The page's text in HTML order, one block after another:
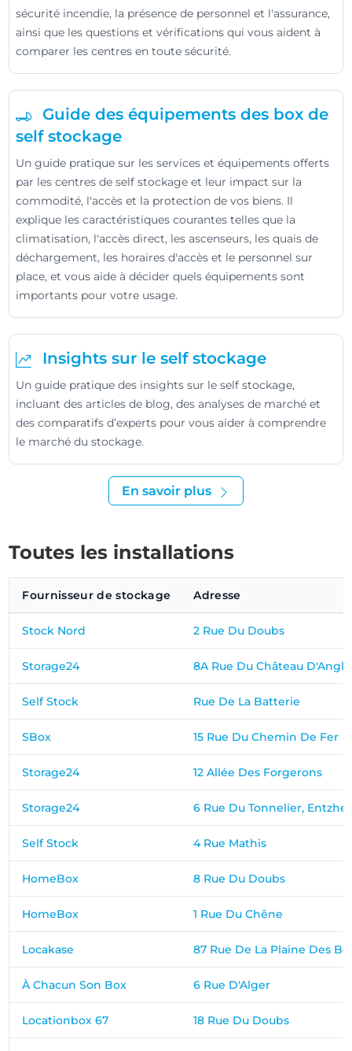
sécurité incendie, la présence de personnel et l'assurance,
ainsi que les questions et vérifications qui vous aident à
comparer les centres en toute sécurité.
Guide des équipements des box de
self stockage
Un guide pratique sur les services et équipements offerts
par les centres de self stockage et leur impact sur la
commodité, l'accès et la protection de vos biens. Il
explique les caractéristiques courantes telles que la
climatisation, l'accès direct, les ascenseurs, les quais de
déchargement, les horaires d'accès et le personnel sur
place, et vous aide à décider quels équipements sont
importants pour votre usage.
Insights sur le self stockage
Un guide pratique des insights sur le self stockage,
incluant des articles de blog, des analyses de marché et
des comparatifs d’experts pour vous aider à comprendre
le marché du stockage.
En savoir plus
Toutes les installations
Fournisseur de stockage Adresse
Stock Nord 2 Rue Du Doubs
Storage24 8A Rue Du Château
Self Stock Rue De La Batterie
SBox 15 Rue Du Chemin De Fer
Storage24 12 Allée Des Forgerons
Storage24 6 Rue Du Tonnelier,
Self Stock 4 Rue Mathis
HomeBox 8 Rue Du Doubs
HomeBox 1 Rue Du Chêne
Locakase 87 Rue De La Plaine Des
À Chacun Son Box 6 Rue D'Alger
Locationbox 67 18 Rue Du Doubs